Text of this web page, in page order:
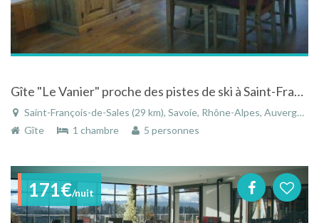
Gîte "Le Vanier" proche des pistes de ski à Saint-Francois-de-Sales en Savoie - Rhône-Alpes
Saint-François-de-Sales (29 km), Savoie, Rhône-Alpes, Auvergne-Rhône-Alpes, France
Gîte
1 chambre 5 personnes
171€/nuit